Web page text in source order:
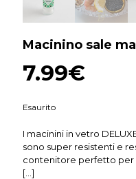
Macinino sale
7.99€
Esaurito
I macinini in vetro
sono super resistenti e
contenitore perfetto per
[…]